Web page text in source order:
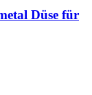
Düse für